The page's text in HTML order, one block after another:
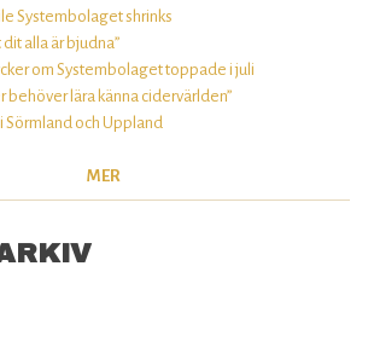
Systembolaget shrinks
alla är bjudna”
om Systembolaget toppade i juli
behöver lära känna cidervärlden”
Sörmland och Uppland
MER